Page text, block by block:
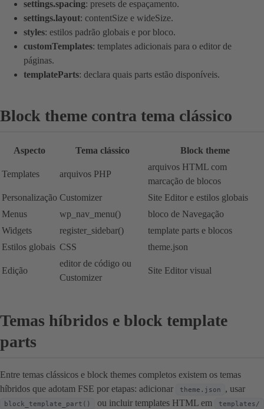
settings.spacing: presets de espaçamento.
settings.layout: contentSize e wideSize.
styles: estilos padrão globais e por bloco.
customTemplates: templates adicionais para o editor de
páginas.
templateParts: declara quais parts estão disponíveis.
Block theme contra tema clássico
Aspecto Tema clássico Block theme
Templates arquivos PHP
arquivos HTML com
marcação de blocos
Personalização Customizer
Site Editor e estilos globais
Menus
wp_nav_menu()
bloco de Navegação
Widgets
register_sidebar()
template parts e blocos
Estilos globais CSS theme.json
Edição
editor de código ou
Customizer
Site Editor visual
Temas híbridos e block template
parts
Entre temas clássicos e block themes completos existem os temas
híbridos que adotam FSE por etapas: adicionar
theme.json , usar
block_template_part() ou incluir templates HTML em templates/